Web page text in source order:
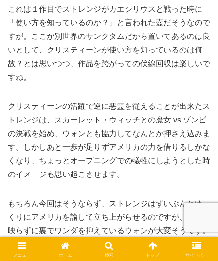
これは１作目でストレンジがカエシリウスと戦った時に
「使い方を知っているのか？」と言われた壺だそうなので
すが。ここが別世界のサンクタムだから置いてあるのは良
いとして、クリスティーンが使い方を知っているのは何
故？とは思いつつ、作品を跨がっての伏線回収は楽しいで
すね。
クリスティーンの活躍で逆に悪霊を従えることが出来たス
トレンジは、スカーレット・ウィッチとの魔女 vs ゾンビ
の決戦を始め、ウォンとも協力してなんとか押さえ込みま
す。しかしあと一歩が足りずアメリカの力を借りるしかな
くなり、ちょっとオープニングでの犠牲にしようとした時
のイメージも思い起こさせます。
もちろん今回はそうならず、ストレンジはずいぶんとゆっ
くりにアメリカを諭して立ち上がらせるのですが、画面に
映らずに裏でワンダを抑えているウォンが大変そうです。
アメリカはメモリーレーンで見た過去を振り切り、自分の
能力を制御してワンダと対決します。でも当然腕力などで
メニュー ホーム 検索 トップ サイドバー